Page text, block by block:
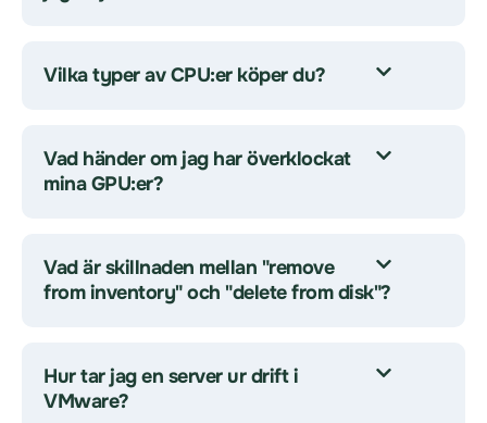
Vilka typer av CPU:er köper du?
Vad händer om jag har överklockat
mina GPU:er?
Vad är skillnaden mellan "remove
from inventory" och "delete from disk"?
Hur tar jag en server ur drift i
VMware?